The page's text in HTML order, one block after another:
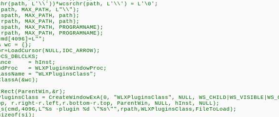
L'\\'))*wcsrchr(path, L'\\') = L'\0';
MAX_PATH, L"\\");
MAX_PATH, path);
MAX_PATH, path);
MAX_PATH, PROGRAMNAME);
MAX_PATH, PROGRAMNAME);
wc = {};
= hInst;
= WLXPluginsWindowProc;
= "WLXPluginsClass";
= CreateWindowExA(0, "WLXPluginsClass", NULL,
r.right-r.left,r.bottom-r.top, ParentWin, NULL, hInst, NULL);
-plugin %d \"%s\"",rpath,WLXPluginsClass,FileToLoad);